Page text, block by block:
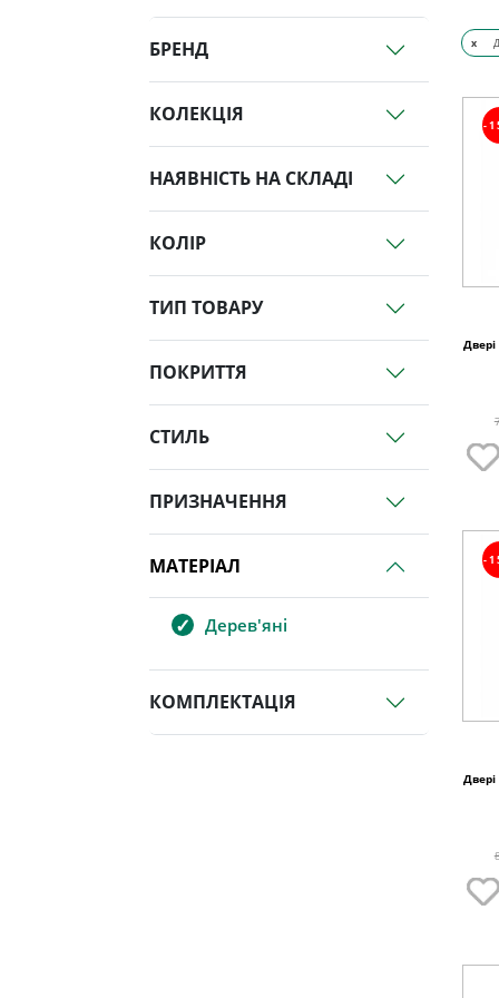
БРЕНД
КОЛЕКЦІЯ
НАЯВНІСТЬ НА СКЛАДІ
КОЛІР
ТИП ТОВАРУ
ПОКРИТТЯ
СТИЛЬ
ПРИЗНАЧЕННЯ
МАТЕРІАЛ
Дерев'яні
КОМПЛЕКТАЦІЯ
x
-
-